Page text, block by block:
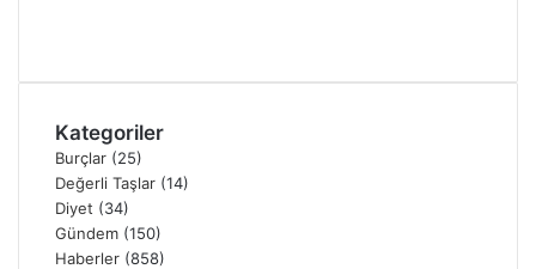
Kategoriler
Burçlar (25)
Değerli Taşlar (14)
Diyet (34)
Gündem (150)
Haberler (858)